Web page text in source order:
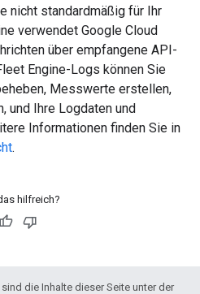
nicht standardmäßig für Ihr
verwendet Google Cloud
über empfangene API-
Engine-Logs können Sie
Messwerte erstellen,
und Ihre Logdaten und
Informationen finden Sie in
.
hilfreich?
die Inhalte dieser Seite unter der